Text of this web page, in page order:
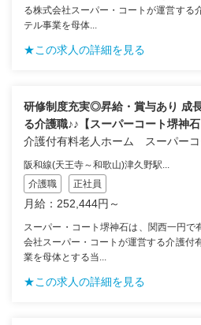
る株式会社スーパー・コートが運営する
テル事業を母体...
★この求人の詳細を見る
研修制度充実◎昇給・賞与あり 成
る介護職♪♪【スーパーコート堺神石
介護付有料老人ホーム スーパー
阪和線(天王寺～和歌山)津久野駅...
介護職
正社員
月給：252,444円～
スーパー・コート堺神石は、関西一円
会社スーパー・コートが運営する介護付
業を母体とする当...
★この求人の詳細を見る